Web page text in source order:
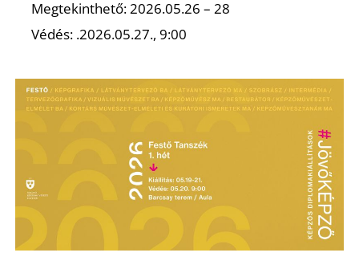
Megtekinthető: 2026.05.26 – 28
Védés: .2026.05.27., 9:00